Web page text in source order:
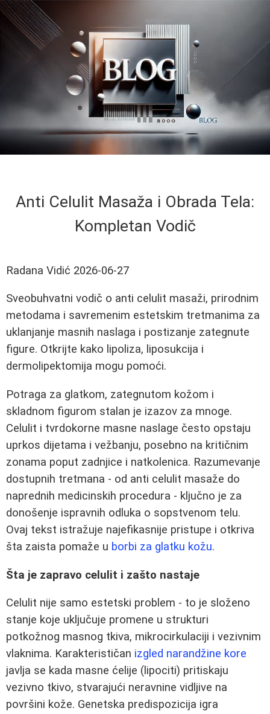
Anti Celulit Masaža i Obrada Tela:
Kompletan Vodič
Radana Vidić 2026-06-27
Sveobuhvatni vodič o anti celulit masaži, prirodnim
metodama i savremenim estetskim tretmanima za
uklanjanje masnih naslaga i postizanje zategnute
figure. Otkrijte kako lipoliza, liposukcija i
dermolipektomija mogu pomoći.
Potraga za glatkom, zategnutom kožom i
skladnom figurom stalan je izazov za mnoge.
Celulit i tvrdokorne masne naslage često opstaju
uprkos dijetama i vežbanju, posebno na kritičnim
zonama poput zadnjice i natkolenica. Razumevanje
dostupnih tretmana - od anti celulit masaže do
naprednih medicinskih procedura - ključno je za
donošenje ispravnih odluka o sopstvenom telu.
Ovaj tekst istražuje najefikasnije pristupe i otkriva
šta zaista pomaže u borbi za glatku kožu.
Šta je zapravo celulit i zašto nastaje
Celulit nije samo estetski problem - to je složeno
stanje koje uključuje promene u strukturi
potkožnog masnog tkiva, mikrocirkulaciji i vezivnim
vlaknima. Karakterističan izgled narandžine kore
javlja se kada masne ćelije (lipociti) pritiskaju
vezivno tkivo, stvarajući neravnine vidljive na
površini kože. Genetska predispozicija igra